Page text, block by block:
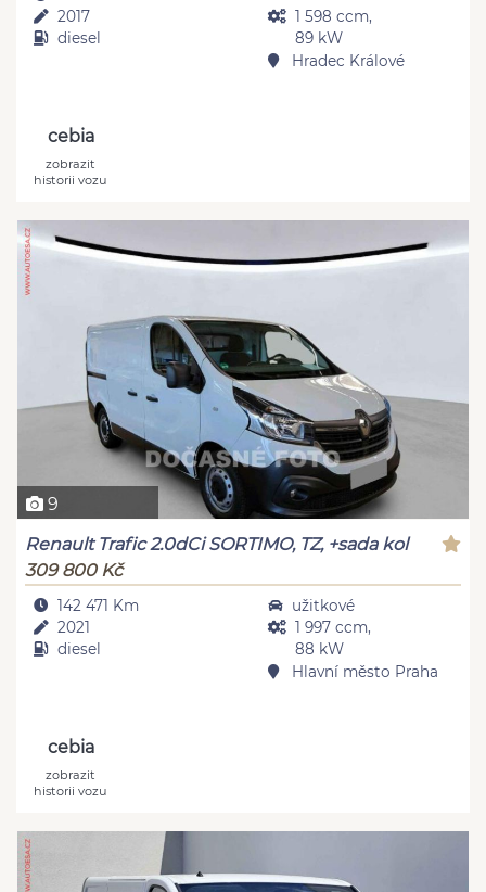
2017
diesel
1 598 ccm,
89 kW
Hradec Králové
cebia
zobrazit
historii vozu
9
Renault Trafic 2.0dCi SORTIMO, TZ, +sada kol
309 800 Kč
142 471 Km
2021
diesel
užitkové
1 997 ccm,
88 kW
Hlavní město Praha
cebia
zobrazit
historii vozu